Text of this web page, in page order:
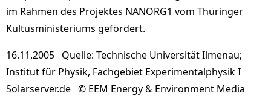
im Rahmen des Projektes NANORG1 vom Thüringer
Kultusministeriums gefördert.
16.11.2005 Quelle: Technische Universität Ilmenau;
Institut für Physik, Fachgebiet Experimentalphysik I
Solarserver.de © EEM Energy & Environment Media